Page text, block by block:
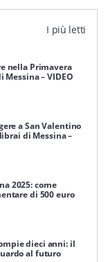
I più letti
nella Primavera
– VIDEO
a San Valentino
di Messina –
2025: come
di 500 euro
dieci anni: il
al futuro